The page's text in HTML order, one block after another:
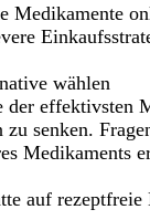
Medikamente
wählen
der effektivsten
zu senken.
Medikaments
auf rezeptfreie